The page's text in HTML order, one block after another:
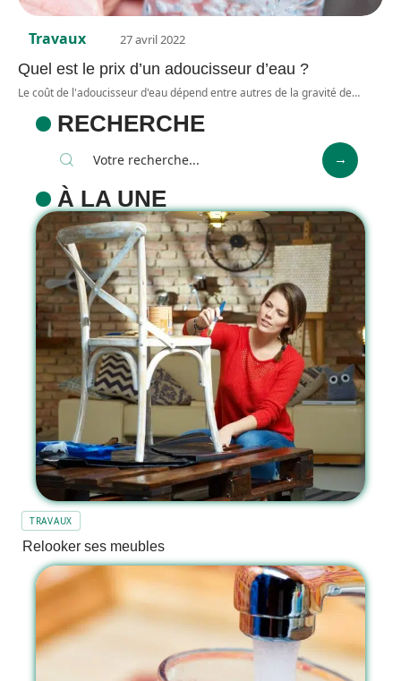
Travaux 27 avril 2022
Quel est le prix d’un adoucisseur d’eau ?
Le coût de l'adoucisseur d'eau dépend entre autres de la gravité de…
RECHERCHE
À LA UNE
TRAVAUX
Relooker ses meubles